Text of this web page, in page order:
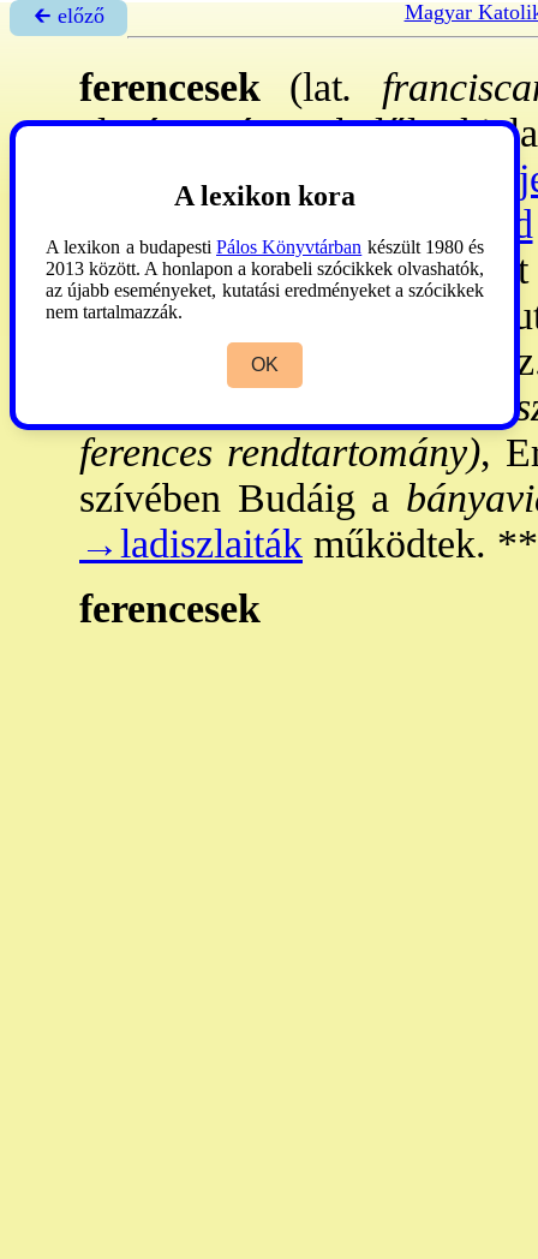
🡰 előző Magyar
ferencesek (lat.
alapított és a belőle
→Kisebb Testvérek
→koldulórend
→ferences regula
hagyományokkal (
ferencesek). - A 17. sz.
ferences rendtartomány),
szívében Budáig a
→ladiszlaiták működtek. **
ferencesek
A lexikon kora
A lexikon a budapesti Pálos Könyvtárban készült 1980 és
2013 között. A honlapon a korabeli szócikkek olvashatók,
az újabb eseményeket, kutatási eredményeket a szócikkek
nem tartalmazzák.
OK